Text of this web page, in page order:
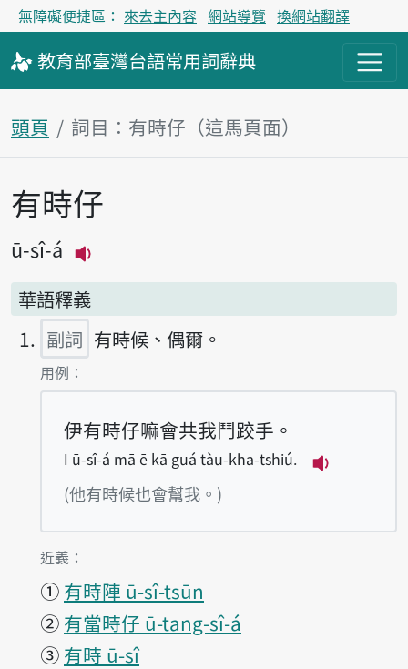
無障礙便捷區： 來去主內容 網站導覽 換網站翻譯
教育部臺灣台語常用詞辭典
頭頁 詞目：有時仔（這馬頁面）
主內容區
有時仔
ū-sî-á
華語釋義
副詞 有時候、偶爾。
第1項釋義的
用例：
伊有時仔嘛會共我鬥跤手。
I ū-sî-á mā ē kā guá tàu-kha-tshiú.
(他有時候也會幫我。)
第1項釋義的
近義：
① 有時陣 ū-sî-tsūn
② 有當時仔 ū-tang-sî-á
③ 有時 ū-sî